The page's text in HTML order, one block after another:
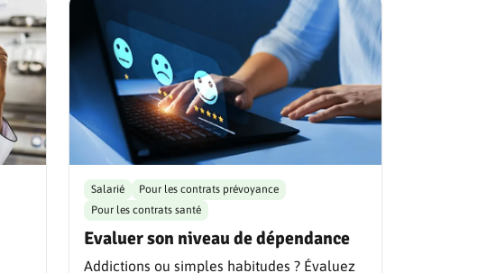
Evaluer son niveau de dépendance
Salarié
Pour les contrats prévoyance
Pour les contrats santé
Addictions ou simples habitudes ? Évaluez